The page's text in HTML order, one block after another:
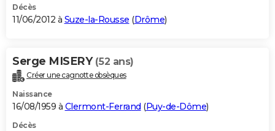
Décès
11/06/2012 à Suze-la-Rousse (Drôme)
Serge MISERY (52 ans)
Créer une cagnotte obsèques
Naissance
16/08/1959 à Clermont-Ferrand (Puy-de-Dôme)
Décès